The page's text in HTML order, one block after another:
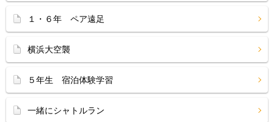
１・６年 ペア遠足
横浜大空襲
５年生 宿泊体験学習
一緒にシャトルラン